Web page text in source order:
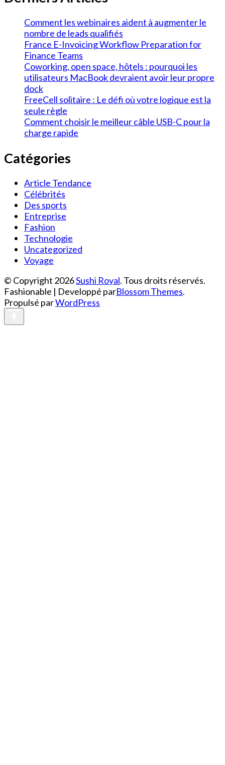
Comment les webinaires aident à augmenter le
nombre de leads qualifiés
France E-Invoicing Workflow Preparation for
Finance Teams
Coworking, open space, hôtels : pourquoi les
utilisateurs MacBook devraient avoir leur propre
dock
FreeCell solitaire : Le défi où votre logique est la
seule règle
Comment choisir le meilleur câble USB-C pour la
charge rapide
Catégories
Article Tendance
Célébrités
Des sports
Entreprise
Fashion
Technologie
Uncategorized
Voyage
© Copyright 2026Sushi Royal. Tous droits réservés.
Fashionable | Developpé parBlossom Themes.
Propulsé parWordPress